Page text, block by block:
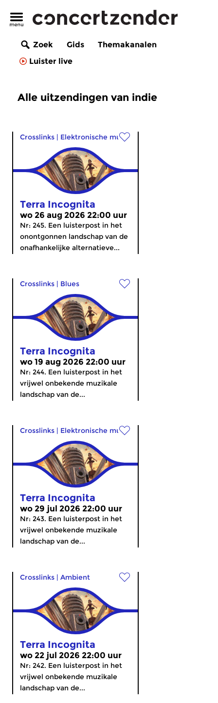
Zoek Gids
Themakanalen
Luister live
Alle uitzendingen van indie
Crosslinks | Elektronische muziek
Terra Incognita
wo 26 aug 2026 22:00 uur
Nr: 245. Een luisterpost in het
onontgonnen landschap van de
onafhankelijke alternatieve...
Crosslinks | Blues
Terra Incognita
wo 19 aug 2026 22:00 uur
Nr: 244. Een luisterpost in het
vrijwel onbekende muzikale
landschap van de...
Crosslinks | Elektronische muziek
Terra Incognita
wo 29 jul 2026 22:00 uur
Nr: 243. Een luisterpost in het
vrijwel onbekende muzikale
landschap van de...
Crosslinks | Ambient
Terra Incognita
wo 22 jul 2026 22:00 uur
Nr: 242. Een luisterpost in het
vrijwel onbekende muzikale
landschap van de...